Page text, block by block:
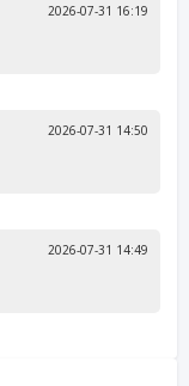
2026-07-31 16:19
2026-07-31 14:50
2026-07-31 14:49